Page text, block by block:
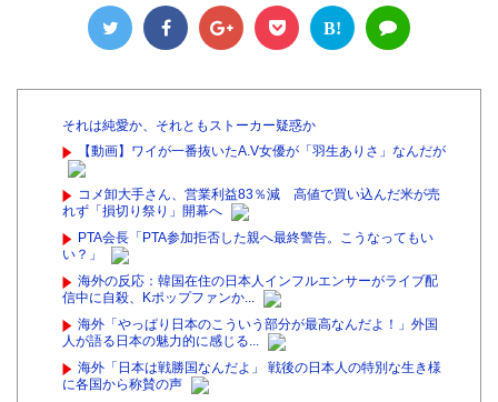
B!
それは純愛か、それともストーカー疑惑か
【動画】ワイが一番抜いたA.V女優が「羽生ありさ」なんだが
コメ卸大手さん、営業利益83％減 高値で買い込んだ米が売
れず「損切り祭り」開幕へ
PTA会長「PTA参加拒否した親へ最終警告。こうなってもい
い？」
海外の反応：韓国在住の日本人インフルエンサーがライブ配
信中に自殺、Kポップファンか...
海外「やっぱり日本のこういう部分が最高なんだよ！」外国
人が語る日本の魅力的に感じる...
海外「日本は戦勝国なんだよ」 戦後の日本人の特別な生き様
に各国から称賛の声